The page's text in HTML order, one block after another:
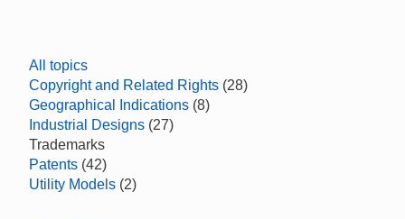
All topics
Copyright and Related Rights (28)
Geographical Indications (8)
Industrial Designs (27)
Trademarks
Patents (42)
Utility Models (2)